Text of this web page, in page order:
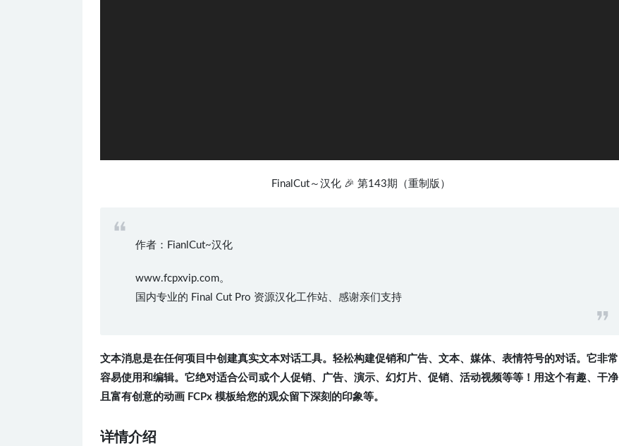
FinalCut～汉化 🎉 第143期（重制版）
作者：FianlCut~汉化
www.fcpxvip.com。
国内专业的 Final Cut Pro 资源汉化工作站、感谢亲们支持
文本消息是在任何项目中创建真实文本对话工具。轻松构建促销和广告、文本、媒体、表情符号的对话。它非常
容易使用和编辑。它绝对适合公司或个人促销、广告、演示、幻灯片、促销、活动视频等等！用这个有趣、干净
且富有创意的动画 FCPx 模板给您的观众留下深刻的印象等。
详情介绍